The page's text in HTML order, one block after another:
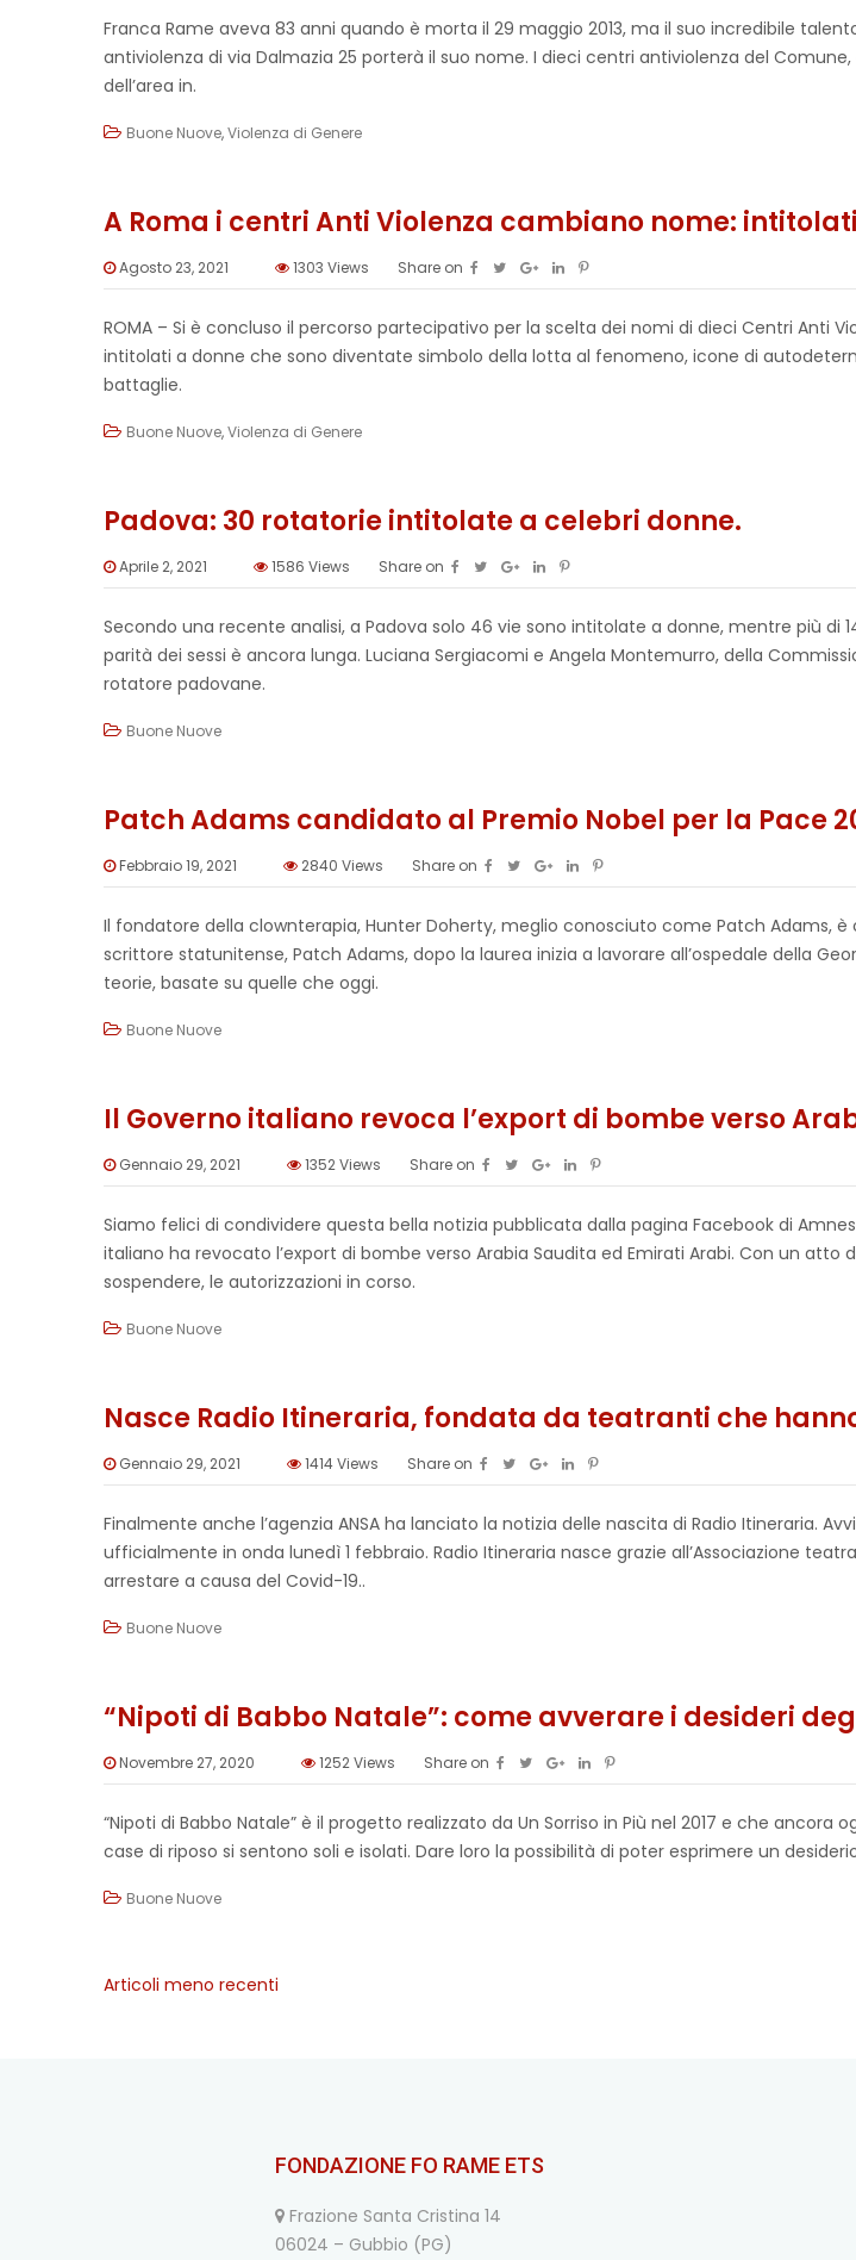
Franca Rame aveva 83 anni quando è morta il 29 maggio 2013, ma il suo incredibile
antiviolenza di via Dalmazia 25 porterà il suo nome. I dieci centri antiviolenza del
dell’area in.
Buone Nuove,Violenza di Genere
A Roma i centri Anti Violenza cambiano nome:
Agosto 23, 2021 1303 Views Share on
ROMA – Si è concluso il percorso partecipativo per la scelta dei nomi di dieci Centri Anti
intitolati a donne che sono diventate simbolo della lotta al fenomeno, icone di
battaglie.
Buone Nuove,Violenza di Genere
Padova: 30 rotatorie intitolate a celebri donne.
Aprile 2, 2021 1586 Views Share on
Secondo una recente analisi, a Padova solo 46 vie sono intitolate a donne, mentre più
parità dei sessi è ancora lunga. Luciana Sergiacomi e Angela Montemurro, della
rotatore padovane.
Buone Nuove
Patch Adams candidato al Premio Nobel per la Pace
Febbraio 19, 2021 2840 Views Share on
Il fondatore della clownterapia, Hunter Doherty, meglio conosciuto come Patch Adams,
scrittore statunitense, Patch Adams, dopo la laurea inizia a lavorare all’ospedale della
teorie, basate su quelle che oggi.
Buone Nuove
Il Governo italiano revoca l’export di bombe verso
Gennaio 29, 2021 1352Views Share on
Siamo felici di condividere questa bella notizia pubblicata dalla pagina Facebook di
italiano ha revocato l’export di bombe verso Arabia Saudita ed Emirati Arabi. Con un
sospendere, le autorizzazioni in corso.
Buone Nuove
Nasce Radio Itineraria, fondata da teatranti che
Gennaio 29, 2021 1414Views Share on
Finalmente anche l’agenzia ANSA ha lanciato la notizia delle nascita di Radio Itineraria.
ufficialmente in onda lunedì 1 febbraio. Radio Itineraria nasce grazie all’Associazione
arrestare a causa del Covid-19..
Buone Nuove
“Nipoti di Babbo Natale”: come avverare i desideri
Novembre 27, 2020 1252Views Share on
“Nipoti di Babbo Natale” è il progetto realizzato da Un Sorriso in Più nel 2017 e che
case di riposo si sentono soli e isolati. Dare loro la possibilità di poter esprimere un
Buone Nuove
Articoli meno recenti
FONDAZIONE FO RAME ETS
Frazione Santa Cristina 14
06024 – Gubbio (PG)